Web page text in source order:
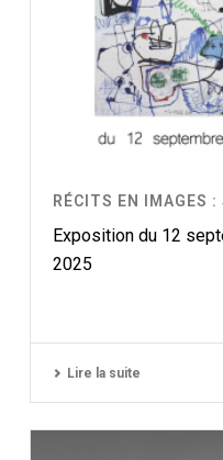
RÉCITS EN IMAGES :
Exposition du 12
2025
Lire la suite